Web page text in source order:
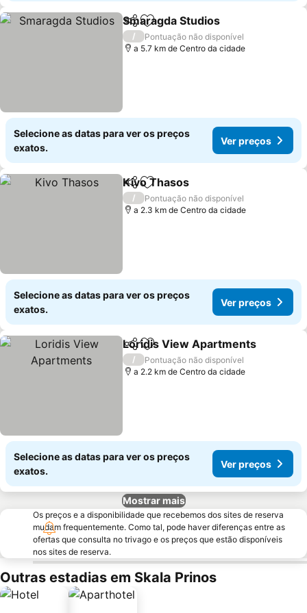
PartilharAdicionar aos favoritos
Smaragda Studios
/
Pontuação não disponível
a 5.7 km de Centro da cidade
Selecione as datas para ver os preços
exatos.
Ver preços
PartilharAdicionar aos favoritos
Kivo Thasos
/
Pontuação não disponível
a 2.3 km de Centro da cidade
Selecione as datas para ver os preços
exatos.
Ver preços
PartilharAdicionar aos favoritos
Loridis View Apartments
/
Pontuação não disponível
a 2.2 km de Centro da cidade
Selecione as datas para ver os preços
exatos.
Ver preços
Mostrar mais
Os preços e a disponibilidade que recebemos dos sites de reserva
mudam frequentemente. Como tal, pode haver diferenças entre as
ofertas que consulta no trivago e os preços que estão disponíveis
nos sites de reserva.
Outras estadias em Skala Prinos